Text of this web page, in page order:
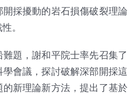
採擾動的岩石損傷破裂理論
。
題，謝和平院士率先召集了
會議，探討破解深部開採這
新理論新方法，提出了基於